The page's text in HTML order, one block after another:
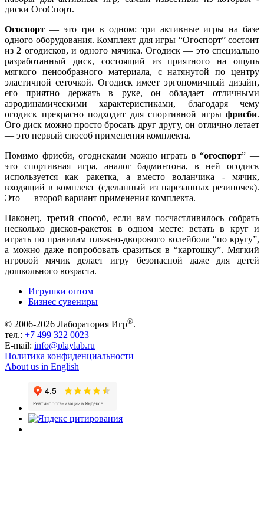
диски ОгоСпорт.
Огоспорт — это три в одном: три активные игры на базе
одного оборудования. Комплект для игры “Огоспорт” состоит
из 2 огодисков, и одного мячика. Огодиск — это специально
разработанный диск, состоящий из приятного на ощупь
мягкого пенообразного материала, с натянутой по центру
эластичной сеточкой. Огодиск имеет эргономичный дизайн,
его приятно держать в руке, он обладает отличными
аэродинамическими характеристиками, благодаря чему
огодиск прекрасно подходит для спортивной игры фрисби.
Ого диск можно просто бросать друг другу, он отлично летает
— это первый способ применения комплекта.
Помимо фрисби, огодисками можно играть в “огоспорт” —
это спортивная игра, аналог бадминтона, в ней огодиск
используется как ракетка, а вместо воланчика - мячик,
входящий в комплект (сделанный из нарезанных резиночек).
Это — второй вариант применения комплекта.
Наконец, третий способ, если вам посчастливилось собрать
несколько дисков-ракеток в одном месте: встать в круг и
играть по правилам пляжно-дворового волейбола “по кругу”,
а можно даже попробовать сразиться в “картошку”. Мягкий
игровой мячик делает игру безопасной даже для детей
дошкольного возраста.
Игрушки оптом
Бизнес сувениры
© 2006-2026 Лаборатория Игр®.
тел.: +7 499 322 0023
E-mail: info@playlab.ru
Политика конфиденциальности
About us in English